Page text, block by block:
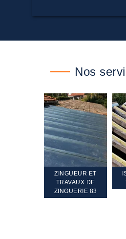
Nos
ZINGUEUR ET
TRAVAUX DE
ZINGUERIE 83